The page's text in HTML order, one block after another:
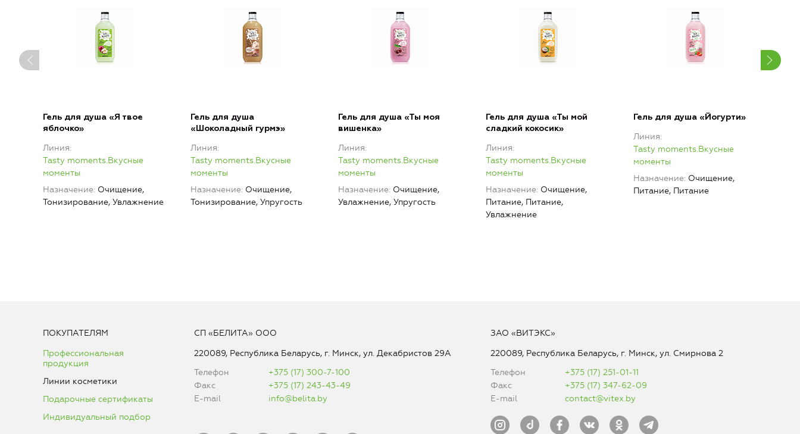
Гель для душа «Я твое
яблочко»
Линия
Tasty moments.Вкусные
моменты
Назначение Очищение,
Тонизирование, Увлажнение
Гель для душа
«Шоколадный гурмэ»
Линия
Tasty moments.Вкусные
моменты
Назначение Очищение,
Тонизирование, Упругость
Гель для душа «Ты моя
вишенка»
Линия
Tasty moments.Вкусные
моменты
Назначение Очищение,
Увлажнение, Упругость
Гель для душа «Ты мой
сладкий кокосик»
Линия
Tasty moments.Вкусные
моменты
Назначение Очищение,
Питание, Питание,
Увлажнение
Гель для душа «Йогурти»
Линия
Tasty moments.Вкусные
моменты
Назначение Очищение,
Питание, Питание
ПОКУПАТЕЛЯМ
Профессиональная
продукция
Линии косметики
Подарочные сертификаты
Индивидуальный подбор
СП «БЕЛИТА» ООО
220089, Республика Беларусь, г. Минск, ул. Декабристов 29А
Телефон
+375 (17) 300-7-100
Факс
+375 (17) 243-43-49
E-mail
info@belita.by
ЗАО «ВИТЭКС»
220089, Республика Беларусь, г. Минск, ул. Смирнова 2
Телефон
+375 (17) 251-01-11
Факс
+375 (17) 347-62-09
E-mail
contact@vitex.by